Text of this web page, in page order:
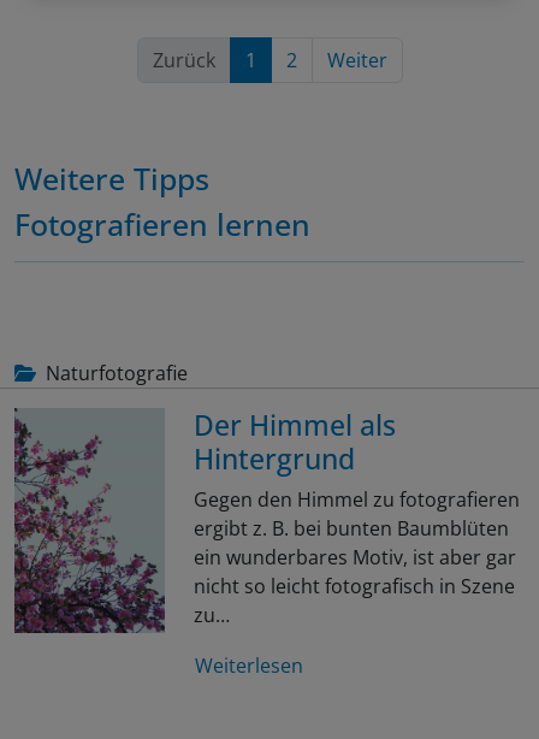
Zurück 1 2 Weiter
Weitere Tipps
Fotografieren lernen
Naturfotografie
Der Himmel als
Hintergrund
Gegen den Himmel zu fotografieren
ergibt z. B. bei bunten Baumblüten
ein wunderbares Motiv, ist aber gar
nicht so leicht fotografisch in Szene
zu…
Weiterlesen